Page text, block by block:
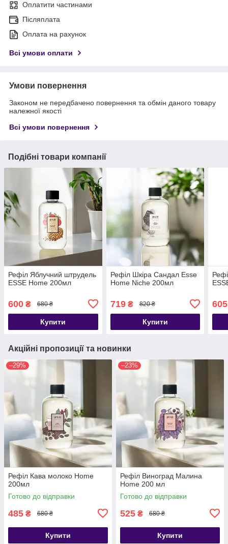
Оплатити частинами
Післяплата
Оплата на рахунок
Всі умови оплати
Умови повернення
Законом не передбачено повернення та обмін даного товару
належної якості
Всі умови повернення
Подібні товари компанії
Рефіл Яблучний штрудель
ESSE Home 200мл
600 ₴ 680 ₴
Купити
Рефіл Шкіра Сандал Esse
Home Niche 200мл
719₴ 820 ₴
Купити
605
Акційні пропозиції та новинки
–29%
Рефіл Кава молоко Home
200мл
Готово до відправки
485 ₴ 680 ₴
Купити
–23%
Рефіл Виноград Малина
Home 200 мл
Готово до відправки
525 ₴ 680 ₴
Купити